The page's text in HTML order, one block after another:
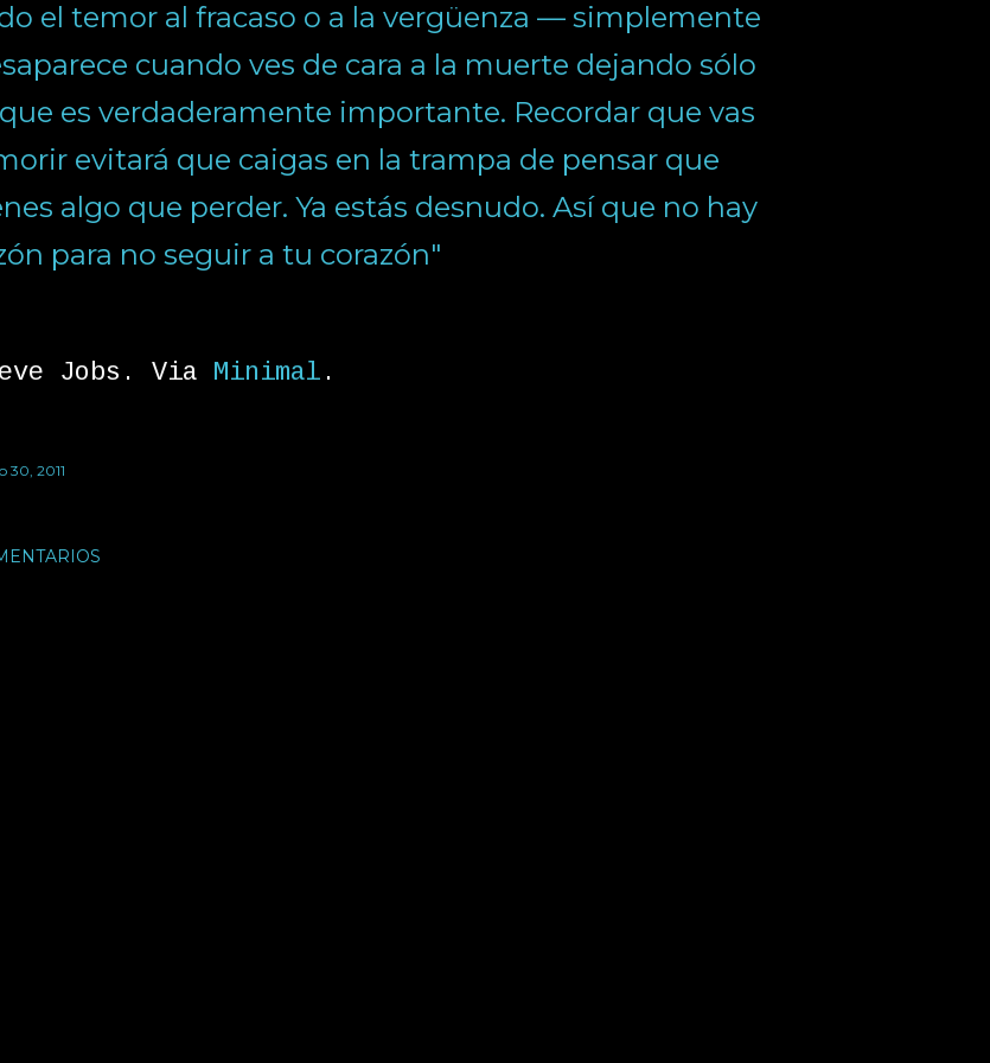
el temor al fracaso o a la vergüenza — simplemente
cuando ves de cara a la muerte dejando sólo
es verdaderamente importante. Recordar que vas
evitará que caigas en la trampa de pensar que
algo que perder. Ya estás desnudo. Así que no hay
para no seguir a tu corazón"
Jobs. Via Minimal .
30, 2011